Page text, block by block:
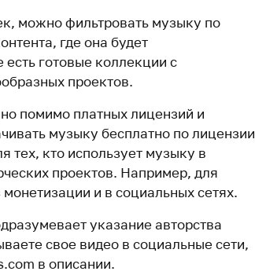
можно фильтровать музыку по
где она будет
есть готовые коллекции с
проектов.
помимо платных лицензий и
музыку бесплатно по лицензии
тех, кто использует музыку в
проектов. Например, для
и в социальных сетях.
указание авторства
свое видео в социальные сети,
в описании.